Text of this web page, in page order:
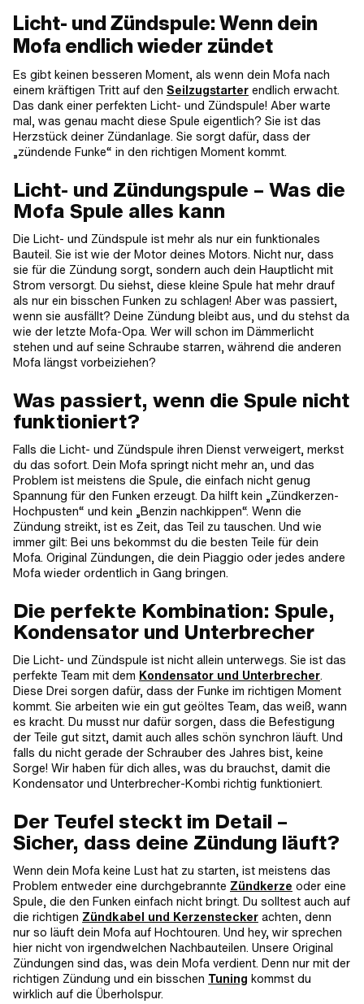
Licht- und Zündspule: Wenn dein
Mofa endlich wieder zündet
Es gibt keinen besseren Moment, als wenn dein Mofa nach
einem kräftigen Tritt auf den Seilzugstarter endlich erwacht.
Das dank einer perfekten Licht- und Zündspule! Aber warte
mal, was genau macht diese Spule eigentlich? Sie ist das
Herzstück deiner Zündanlage. Sie sorgt dafür, dass der
„zündende Funke“ in den richtigen Moment kommt.
Licht- und Zündungspule – Was die
Mofa Spule alles kann
Die Licht- und Zündspule ist mehr als nur ein funktionales
Bauteil. Sie ist wie der Motor deines Motors. Nicht nur, dass
sie für die Zündung sorgt, sondern auch dein Hauptlicht mit
Strom versorgt. Du siehst, diese kleine Spule hat mehr drauf
als nur ein bisschen Funken zu schlagen! Aber was passiert,
wenn sie ausfällt? Deine Zündung bleibt aus, und du stehst da
wie der letzte Mofa-Opa. Wer will schon im Dämmerlicht
stehen und auf seine Schraube starren, während die anderen
Mofa längst vorbeiziehen?
Was passiert, wenn die Spule nicht
funktioniert?
Falls die Licht- und Zündspule ihren Dienst verweigert, merkst
du das sofort. Dein Mofa springt nicht mehr an, und das
Problem ist meistens die Spule, die einfach nicht genug
Spannung für den Funken erzeugt. Da hilft kein „Zündkerzen-
Hochpusten“ und kein „Benzin nachkippen“. Wenn die
Zündung streikt, ist es Zeit, das Teil zu tauschen. Und wie
immer gilt: Bei uns bekommst du die besten Teile für dein
Mofa. Original Zündungen, die dein Piaggio oder jedes andere
Mofa wieder ordentlich in Gang bringen.
Die perfekte Kombination: Spule,
Kondensator und Unterbrecher
Die Licht- und Zündspule ist nicht allein unterwegs. Sie ist das
perfekte Team mit dem Kondensator und Unterbrecher.
Diese Drei sorgen dafür, dass der Funke im richtigen Moment
kommt. Sie arbeiten wie ein gut geöltes Team, das weiß, wann
es kracht. Du musst nur dafür sorgen, dass die Befestigung
der Teile gut sitzt, damit auch alles schön synchron läuft. Und
falls du nicht gerade der Schrauber des Jahres bist, keine
Sorge! Wir haben für dich alles, was du brauchst, damit die
Kondensator und Unterbrecher-Kombi richtig funktioniert.
Der Teufel steckt im Detail –
Sicher, dass deine Zündung läuft?
Wenn dein Mofa keine Lust hat zu starten, ist meistens das
Problem entweder eine durchgebrannte Zündkerze oder eine
Spule, die den Funken einfach nicht bringt. Du solltest auch auf
die richtigen Zündkabel und Kerzenstecker achten, denn
nur so läuft dein Mofa auf Hochtouren. Und hey, wir sprechen
hier nicht von irgendwelchen Nachbauteilen. Unsere Original
Zündungen sind das, was dein Mofa verdient. Denn nur mit der
richtigen Zündung und ein bisschen Tuning kommst du
wirklich auf die Überholspur.